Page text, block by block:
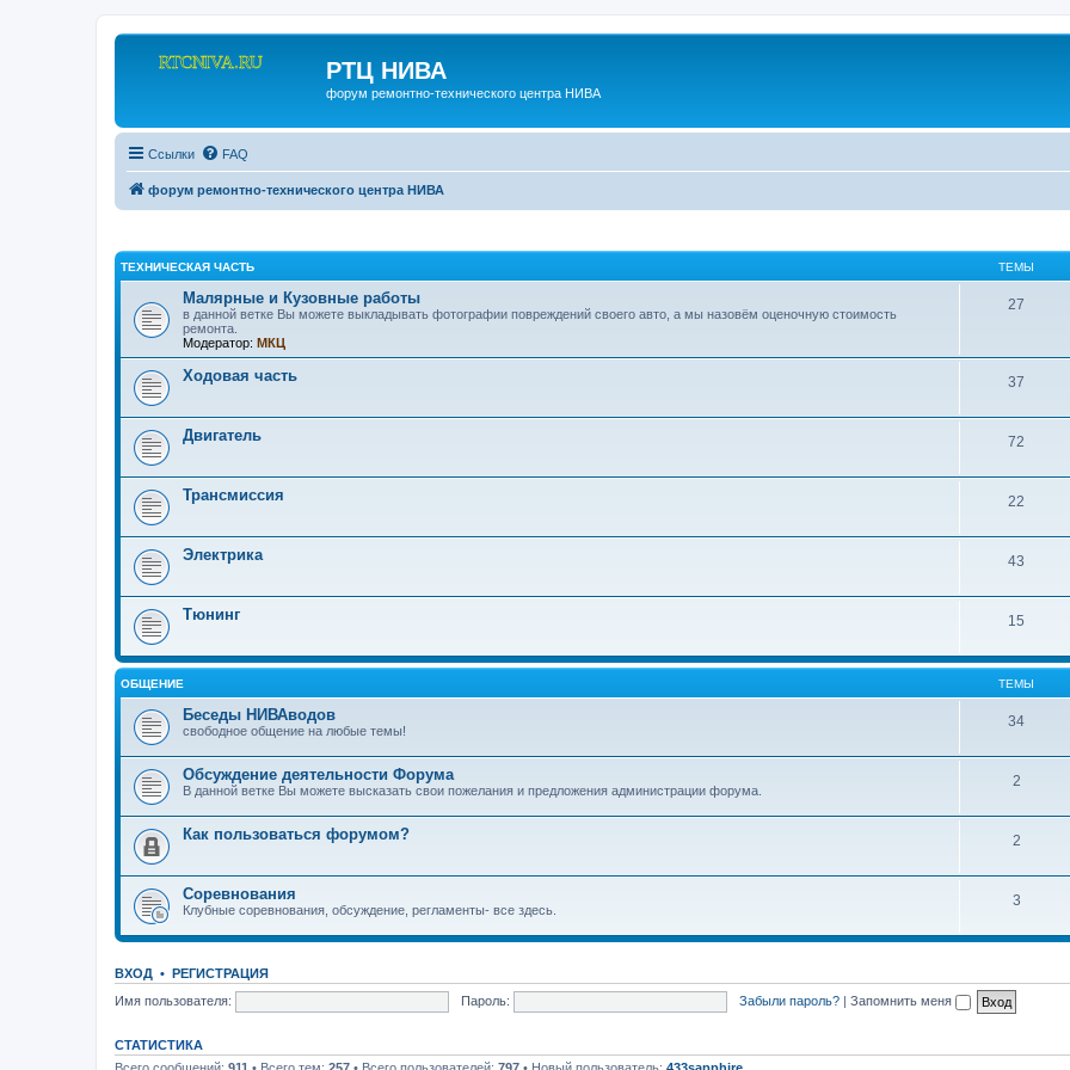
РТЦ НИВА
форум ремонтно-технического центра НИВА
Ссылки FAQ
форум ремонтно-технического центра НИВА
ТЕХНИЧЕСКАЯ ЧАСТЬ ТЕМЫ
Малярные и Кузовные работы
в данной ветке Вы можете выкладывать фотографии повреждений своего авто, а мы назовём оценочную стоимость
ремонта.
Модератор: МКЦ
27
Ходовая часть 37
Двигатель 72
Трансмиссия 22
Электрика 43
Тюнинг 15
ОБЩЕНИЕ ТЕМЫ
Беседы НИВАводов
свободное общение на любые темы!
34
Обсуждение деятельности Форума
В данной ветке Вы можете высказать свои пожелания и предложения администрации форума.
2
Как пользоваться форумом? 2
Соревнования
Клубные соревнования, обсуждение, регламенты- все здесь.
3
ВХОД • РЕГИСТРАЦИЯ
Имя пользователя:
Пароль: Забыли пароль? | Запомнить меня
СТАТИСТИКА